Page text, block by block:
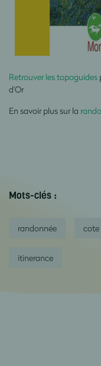
Retrouver les topoguides
d’Or
En savoir plus sur la
Mots-clés :
randonnée cote
itinerance